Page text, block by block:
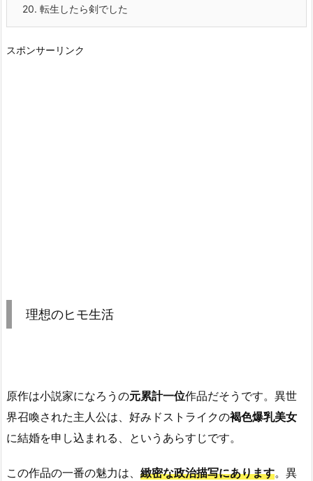
20. 転生したら剣でした
スポンサーリンク
理想のヒモ生活
原作は小説家になろうの元累計一位作品だそうです。異世
界召喚された主人公は、好みドストライクの褐色爆乳美女
に結婚を申し込まれる、というあらすじです。
この作品の一番の魅力は、 緻密な政治描写にあります。異